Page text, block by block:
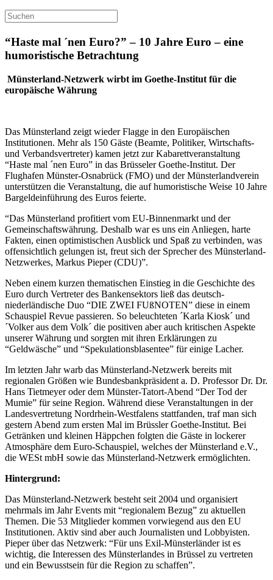
“Haste mal ´nen Euro?” – 10 Jahre Euro – eine
humoristische Betrachtung
Münsterland-Netzwerk wirbt im Goethe-Institut für die
europäische Währung
Das Münsterland zeigt wieder Flagge in den Europäischen
Institutionen. Mehr als 150 Gäste (Beamte, Politiker, Wirtschafts-
und Verbandsvertreter) kamen jetzt zur Kabarettveranstaltung
“Haste mal ´nen Euro” in das Brüsseler Goethe-Institut. Der
Flughafen Münster-Osnabrück (FMO) und der Münsterlandverein
unterstützen die Veranstaltung, die auf humoristische Weise 10 Jahre
Bargeldeinführung des Euros feierte.
“Das Münsterland profitiert vom EU-Binnenmarkt und der
Gemeinschaftswährung. Deshalb war es uns ein Anliegen, harte
Fakten, einen optimistischen Ausblick und Spaß zu verbinden, was
offensichtlich gelungen ist, freut sich der Sprecher des Münsterland-
Netzwerkes, Markus Pieper (CDU)”.
Neben einem kurzen thematischen Einstieg in die Geschichte des
Euro durch Vertreter des Bankensektors ließ das deutsch-
niederländische Duo “DIE ZWEI FUßNOTEN” diese in einem
Schauspiel Revue passieren. So beleuchteten ´Karla Kiosk´ und
´Volker aus dem Volk´ die positiven aber auch kritischen Aspekte
unserer Währung und sorgten mit ihren Erklärungen zu
“Geldwäsche” und “Spekulationsblasentee” für einige Lacher.
Im letzten Jahr warb das Münsterland-Netzwerk bereits mit
regionalen Größen wie Bundesbankpräsident a. D. Professor Dr. Dr.
Hans Tietmeyer oder dem Münster-Tatort-Abend “Der Tod der
Mumie” für seine Region. Während diese Veranstaltungen in der
Landesvertretung Nordrhein-Westfalens stattfanden, traf man sich
gestern Abend zum ersten Mal im Brüssler Goethe-Institut. Bei
Getränken und kleinen Häppchen folgten die Gäste in lockerer
Atmosphäre dem Euro-Schauspiel, welches der Münsterland e.V.,
die WESt mbH sowie das Münsterland-Netzwerk ermöglichten.
Hintergrund:
Das Münsterland-Netzwerk besteht seit 2004 und organisiert
mehrmals im Jahr Events mit “regionalem Bezug” zu aktuellen
Themen. Die 53 Mitglieder kommen vorwiegend aus den EU
Institutionen. Aktiv sind aber auch Journalisten und Lobbyisten.
Pieper über das Netzwerk: “Für uns Exil-Münsterländer ist es
wichtig, die Interessen des Münsterlandes in Brüssel zu vertreten
und ein Bewusstsein für die Region zu schaffen”.